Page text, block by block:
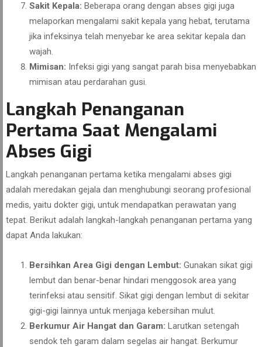
Sakit Kepala: Beberapa orang dengan abses gigi juga
melaporkan mengalami sakit kepala yang hebat, terutama
jika infeksinya telah menyebar ke area sekitar kepala dan
wajah.
Mimisan: Infeksi gigi yang sangat parah bisa menyebabkan
mimisan atau perdarahan gusi.
Langkah Penanganan
Pertama Saat Mengalami
Abses Gigi
Langkah penanganan pertama ketika mengalami abses gigi
adalah meredakan gejala dan menghubungi seorang profesional
medis, yaitu dokter gigi, untuk mendapatkan perawatan yang
tepat. Berikut adalah langkah-langkah penanganan pertama yang
dapat Anda lakukan:
Bersihkan Area Gigi dengan Lembut: Gunakan sikat gigi
lembut dan benar-benar hindari menggosok area yang
terinfeksi atau sensitif. Sikat gigi dengan lembut di sekitar
gigi-gigi lainnya untuk menjaga kebersihan mulut.
Berkumur Air Hangat dan Garam: Larutkan setengah
sendok teh garam dalam segelas air hangat. Berkumur